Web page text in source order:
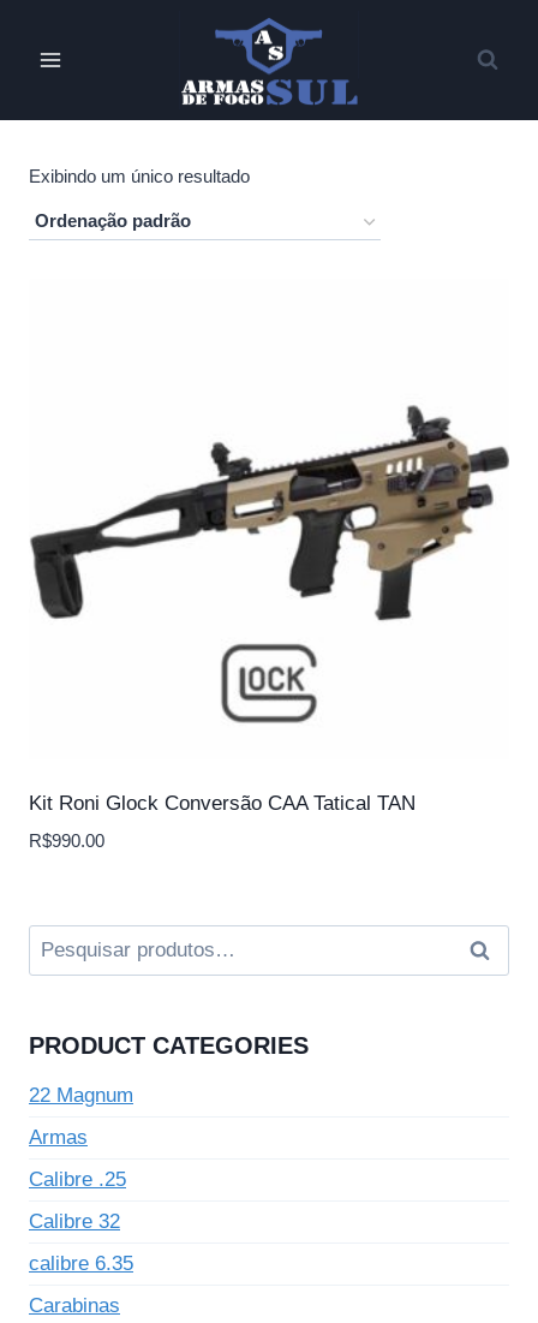
Exibindo um único resultado
Kit Roni Glock Conversão CAA Tatical TAN
R$990.00
Pesquisar
por:
PRODUCT CATEGORIES
22 Magnum
Armas
Calibre .25
Calibre 32
calibre 6.35
Carabinas